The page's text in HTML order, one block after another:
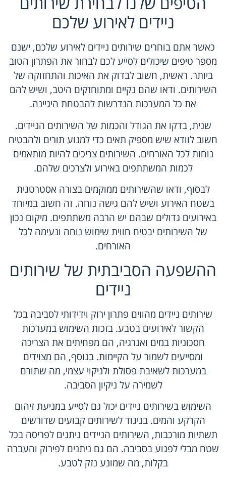
ניידים לאירוע שלכם
כאשר אתם בוחרים שירותים ניידים לאירוע שלכם, ישנם
מספר טיפים שיכולים לסייע לכם לבחור את הפתרון הטוב
ביותר. ראשית, חשוב לבדוק את האיכות והתחזוקה של
השירותים. ודאו שהם נקיים ומתוחזקים היטב, ושיש להם
את כל המערכות הנדרשות להבטחת היגיינה.
שנית, בדקו את הגודל והכמות של השירותים הניידים.
חשוב לוודא שיש מספיק תאים כדי למנוע תורים ולהבטיח
נוחות לכל האורחים. השירותים צריכים להיות מותאמים
לכמות המשתתפים באירוע ולצרכים שלהם.
לבסוף, ודאו שהשירותים ממוקמים בצורה אסטרטגית
בשטח האירוע ושיש להם גישה נוחה. זה חשוב במיוחד
באירועים גדולים שבהם יש הרבה משתתפים. מיקום נכון
של השירותים יבטיח חווית שימוש נוחה ונעימה לכל
האורחים.
ההשפעה הסביבתית של שירותים
ניידים
שירותים ניידים מהווים פתרון ירוק וידידותי לסביבה בכל
הקשור לאירועים בטבע. בזכות השימוש במערכות
חסכוניות במים ואנרגיה, הם מפחיתים את הצריכה
ומסייעים לשמור על הקיימות. בנוסף, הם מצוידים
במערכות לשאיבת פסולת ולניקוי עצמי, מה שתורם
לשמירה על ניקיון הסביבה.
השימוש בשירותים ניידים יכול גם לסייע במניעת זיהום
הקרקע והמים. בניגוד לשירותים קבועים שדורשים
תשתיות מורכבות, השירותים הניידים ניתנים לפריסה בכל
שטח מבלי לפגוע בסביבה. הם גם ניתנים לפירוק והעברה
בקלות, מה שמונע נזק לטבע.